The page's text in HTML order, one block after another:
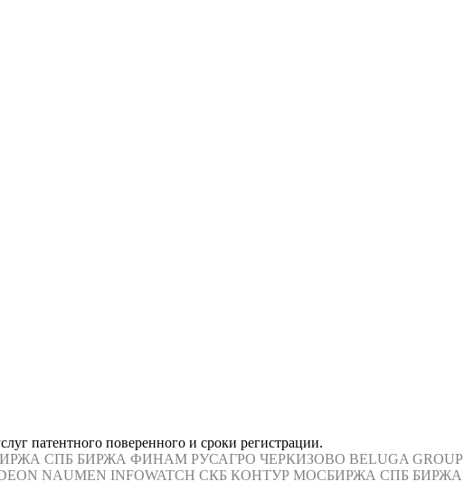
патентного поверенного и сроки регистрации.
СПБ БИРЖА ФИНАМ РУСАГРО ЧЕРКИЗОВО BELUGA GROUP
NAUMEN INFOWATCH СКБ КОНТУР МОСБИРЖА СПБ БИРЖА